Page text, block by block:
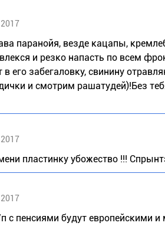
паранойя, везде кацапы,
и резко напасть по всем
его забегаловку, свинину
и смотрим рашатудей)!Без
пластинку убожество !!!
с пенсиями будут европейскими